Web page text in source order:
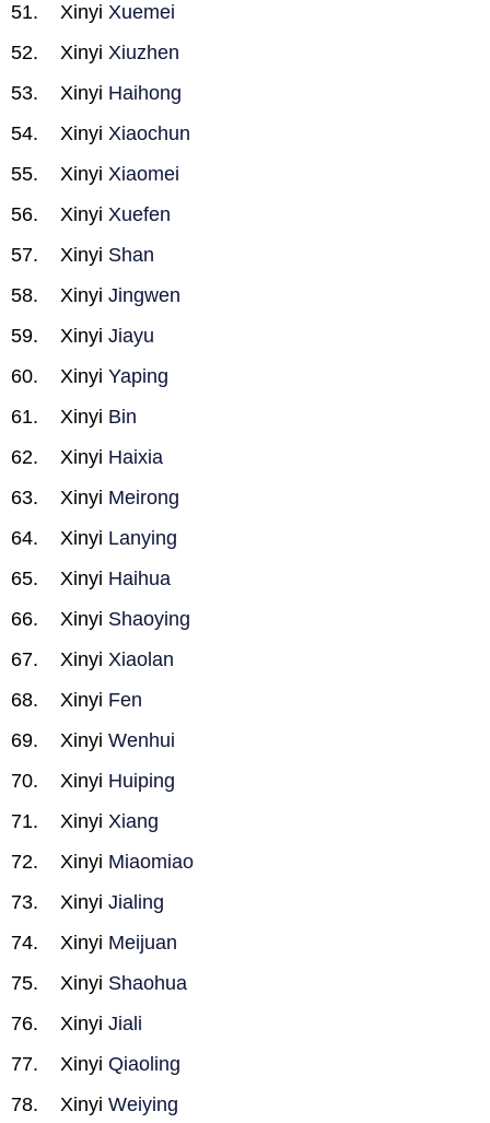
Xinyi Xuemei
Xinyi Xiuzhen
Xinyi Haihong
Xinyi Xiaochun
Xinyi Xiaomei
Xinyi Xuefen
Xinyi Shan
Xinyi Jingwen
Xinyi Jiayu
Xinyi Yaping
Xinyi Bin
Xinyi Haixia
Xinyi Meirong
Xinyi Lanying
Xinyi Haihua
Xinyi Shaoying
Xinyi Xiaolan
Xinyi Fen
Xinyi Wenhui
Xinyi Huiping
Xinyi Xiang
Xinyi Miaomiao
Xinyi Jialing
Xinyi Meijuan
Xinyi Shaohua
Xinyi Jiali
Xinyi Qiaoling
Xinyi Weiying